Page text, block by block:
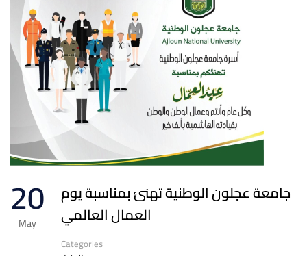
20
May
جامعة عجلون الوطنية تهنئ بمناسبة يوم
العمال العالمي
Categories